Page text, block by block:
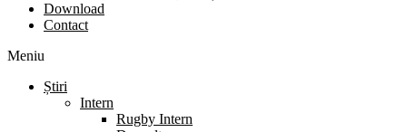
Download
Contact
Meniu
Știri
Intern
Rugby Intern